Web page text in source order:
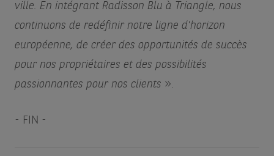
ville. En intégrant Radisson Blu à Triangle, nous
continuons de redéfinir notre ligne d'horizon
européenne, de créer des opportunités de succès
pour nos propriétaires et des possibilités
passionnantes pour nos clients ».
- FIN -